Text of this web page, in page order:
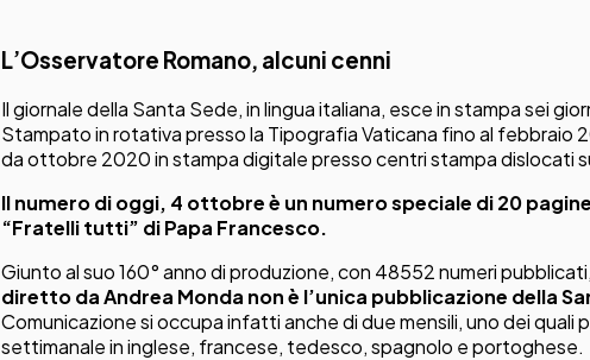
L’Osservatore Romano, alcuni cenni
Il giornale della Santa Sede, in lingua italiana, esce in stampa sei
Stampato in rotativa presso la Tipografia Vaticana fino al febbraio
da ottobre 2020 in stampa digitale presso centri stampa dislocati
Il numero di oggi, 4 ottobre è un numero speciale di 20
“Fratelli tutti” di Papa Francesco.
Giunto al suo 160° anno di produzione, con 48552 numeri pubblicati,
diretto da Andrea Monda non è l’unica pubblicazione della
Comunicazione si occupa infatti anche di due mensili, uno dei quali
settimanale in inglese, francese, tedesco, spagnolo e portoghese.